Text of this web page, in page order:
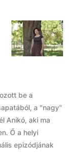
be a
a "nagy"
Anikó, aki ma
Ő a helyi
epizódjának